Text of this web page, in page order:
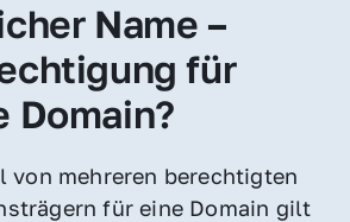
Name –
für
Domain?
von mehreren berechtigten
für eine Domain gilt